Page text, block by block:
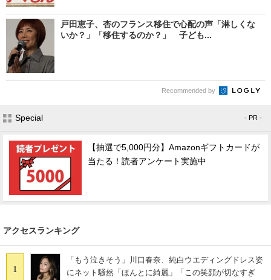
戸田恵子、杏のフランス移住で心配の声「淋しくな
いか？」「移住するのか？」 子ども...
Recommended by
Special - PR -
【抽選で5,000円分】Amazonギフトカードが
当たる！読者アンケート実施中
アクセスランキング
1
「もう泣きそう」川口春奈、純白ウエディングドレス姿
にネット騒然「ほんとに綺麗」「この笑顔が切なすぎ